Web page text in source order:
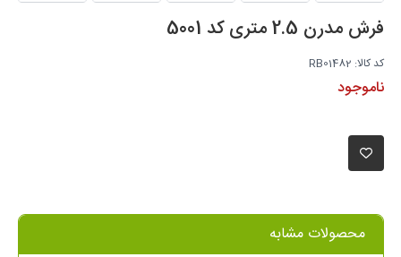
فرش مدرن 2.5 متری کد 5001
کد کالا:
دسترسی:
ناموجود
افزودن به دلخواه
محصولات مشابه